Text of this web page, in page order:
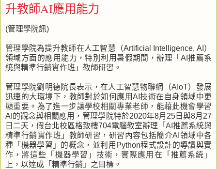
升教師AI應用能力
(管理學院訊)
管理學院為提升教師在人工智慧（Artificial Intelligence, AI）
領域方面的應用能力，特別利用暑假期間，辦理「AI推薦系
統與精準行銷實作班」教師研習。
管理學院劉明德院長表示，在人工智慧物聯網（AIoT）發展
迅速的大環境下，教師對於如何應用AI技術在自身領域中更
顯重要。為了進一步讓學校相關專業老師，能藉此機會學習
AI的觀念與相關應用，管理學院特於2020年8月25日與8月27
日二天，假台北校區格致樓704電腦教室辦理「AI推薦系統與
精準行銷實作班」教師研習，研習內容包括簡介AI領域中各
種「機器學習」的概念，並利用Python程式設計的導讀與實
作，將這些「機器學習」技術，實際應用在「推薦系統」
上，以達成「精準行銷」之目標。